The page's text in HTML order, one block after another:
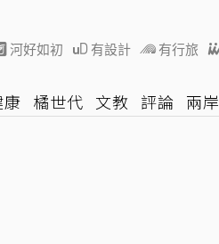
河好如初 有設計 有行旅
康 橘世代 文教 評論 兩岸